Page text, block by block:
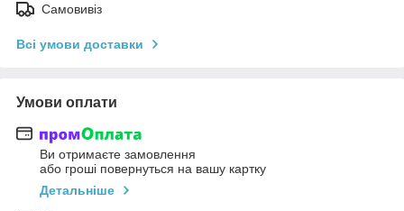
Самовивіз
Всі умови доставки
Умови оплати
Ви отримаєте замовлення
або гроші повернуться на вашу картку
Детальніше